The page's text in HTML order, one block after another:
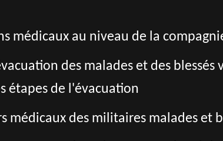
médicaux au niveau de la
des malades et des blessés
étapes de l'évacuation
médicaux des militaires malades et